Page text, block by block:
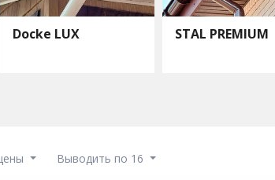
Docke LUX STAL PREMIUM
Выводить по 16